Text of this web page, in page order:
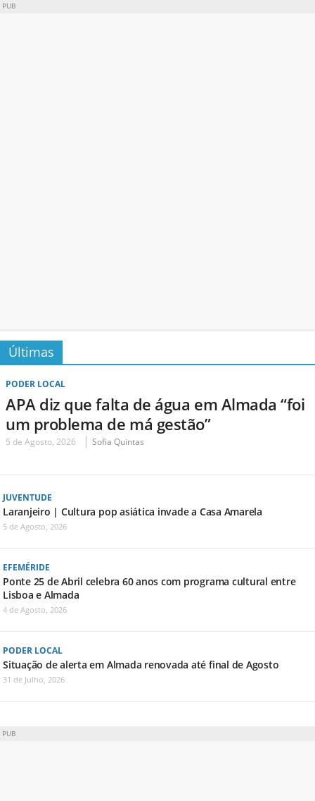
PUB
Últimas
PODER LOCAL
APA diz que falta de água em Almada “foi
um problema de má gestão”
5 de Agosto, 2026 Sofia Quintas
JUVENTUDE
Laranjeiro | Cultura pop asiática invade a Casa Amarela
5 de Agosto, 2026
EFEMÉRIDE
Ponte 25 de Abril celebra 60 anos com programa cultural entre
Lisboa e Almada
4 de Agosto, 2026
PODER LOCAL
Situação de alerta em Almada renovada até final de Agosto
31 de Julho, 2026
PUB